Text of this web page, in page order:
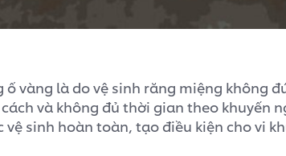
vàng là do vệ sinh răng miệng không
và không đủ thời gian theo khuyến
sinh hoàn toàn, tạo điều kiện cho vi